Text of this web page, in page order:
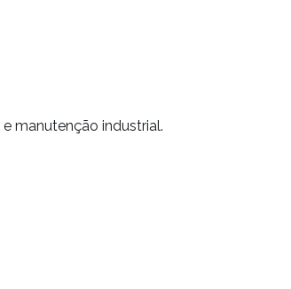
manutenção industrial.